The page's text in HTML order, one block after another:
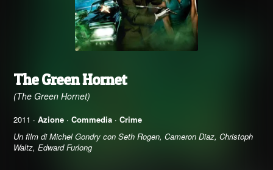
The Green Hornet
(The Green Hornet)
2011 · Azione ·Commedia ·Crime
Un film di Michel Gondry con Seth Rogen, Cameron Diaz, Christoph
Waltz, Edward Furlong